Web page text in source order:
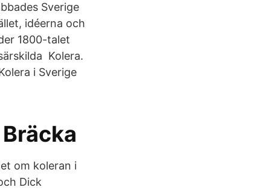
Sverige
idéerna och
1800-talet
Kolera.
i Sverige
om koleran i
Dick